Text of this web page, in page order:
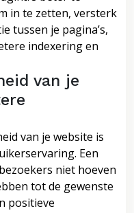
in te zetten, versterk
tussen je pagina’s,
indexering en
van je
van je website is
Een
niet hoeven
tot de gewenste
positieve